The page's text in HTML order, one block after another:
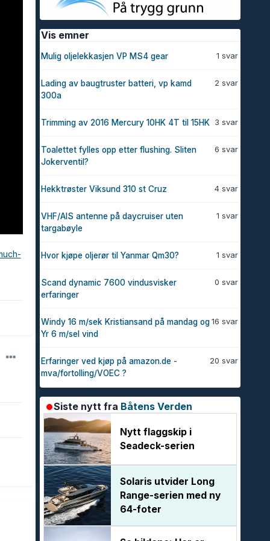
Vis emner
1 svar
Mulig oljelekkasjen VP MS4 gear
2 svar
Lading av baugtruster batteri, vp kamd
300a
3 svar
Trimming av 2016 Mercury 10HK 4T til 15HK
6 svar
Toalettet fylles opp etter flushing. Sliten
Jokerventil?
4 svar
Hekktrøster Viksund 310 st Cruz
1 svar
VHF/AIS antenne på daycruiser uten
targabøyle
1 svar
Hvor kjøpe oljerør til Yanmar Qm30?
0 svar
Scand dynamic 7600 vindusvisker
erfaringer
16 svar
Windy 16 m/sek Kristiansand på mandag og
Yr 6 m/sel vind
20 svar
Erfaringer ved kjøp på amazon.de -
mva/fortolling/VOEC ?
Siste nytt fra Båtens Verden
Nytt flaggskip i
Seadeck-serien
Solaris utvider Long
Range-serien med ny
64-foter